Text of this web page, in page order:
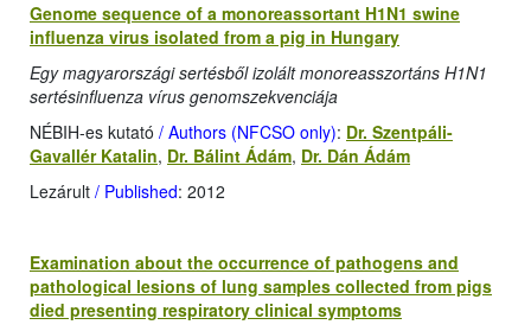
Genome sequence of a monoreassortant H1N1 swine
influenza virus isolated from a pig in Hungary
Egy magyarországi sertésből izolált monoreasszortáns H1N1
sertésinfluenza vírus genomszekvenciája
NÉBIH-es kutató / Authors (NFCSO only): Dr. Szentpáli-
Gavallér Katalin, Dr. Bálint Ádám, Dr. Dán Ádám
Lezárult / Published: 2012
Examination about the occurrence of pathogens and
pathological lesions of lung samples collected from pigs
died presenting respiratory clinical symptoms